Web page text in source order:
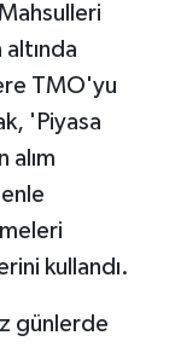
altında
TMO'yu
'Piyasa
alım
kullandı.
günlerde